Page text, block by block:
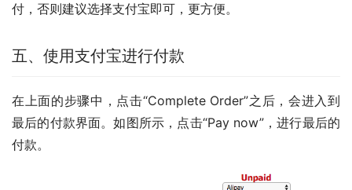
付，否则建议选择支付宝即可，更方便。
五、使用支付宝进行付款
在上面的步骤中，点击“Complete Order”之后，会进入到
最后的付款界面。如图所示，点击“Pay now”，进行最后的
付款。